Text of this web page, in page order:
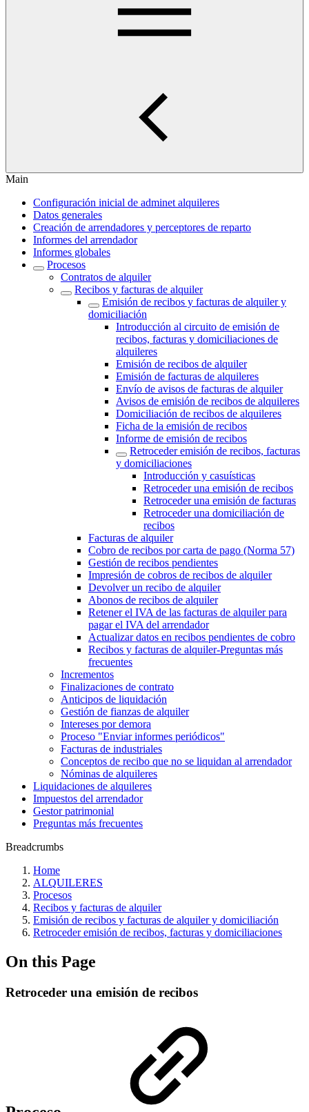
Main
Configuración inicial de adminet alquileres
Datos generales
Creación de arrendadores y perceptores de reparto
Informes del arrendador
Informes globales
Procesos
Contratos de alquiler
Recibos y facturas de alquiler
Emisión de recibos y facturas de alquiler y
domiciliación
Introducción al circuito de emisión de
recibos, facturas y domiciliaciones de
alquileres
Emisión de recibos de alquiler
Emisión de facturas de alquileres
Envío de avisos de facturas de alquiler
Avisos de emisión de recibos de alquileres
Domiciliación de recibos de alquileres
Ficha de la emisión de recibos
Informe de emisión de recibos
Retroceder emisión de recibos, facturas
y domiciliaciones
Introducción y casuísticas
Retroceder una emisión de recibos
Retroceder una emisión de facturas
Retroceder una domiciliación de
recibos
Facturas de alquiler
Cobro de recibos por carta de pago (Norma 57)
Gestión de recibos pendientes
Impresión de cobros de recibos de alquiler
Devolver un recibo de alquiler
Abonos de recibos de alquiler
Retener el IVA de las facturas de alquiler para
pagar el IVA del arrendador
Actualizar datos en recibos pendientes de cobro
Recibos y facturas de alquiler‎-‎Preguntas más
frecuentes‎
Incrementos
Finalizaciones de contrato
Anticipos de liquidación
Gestión de fianzas de alquiler
Intereses por demora
Proceso "Enviar informes periódicos"
Facturas de industriales
Conceptos de recibo que no se liquidan al arrendador
Nóminas de alquileres
Liquidaciones de alquileres
Impuestos del arrendador
Gestor patrimonial
Preguntas más frecuentes
Breadcrumbs
Home
ALQUILERES
Procesos
Recibos y facturas de alquiler
Emisión de recibos y facturas de alquiler y domiciliación
Retroceder emisión de recibos, facturas y domiciliaciones
On this Page
Retroceder una emisión de recibos